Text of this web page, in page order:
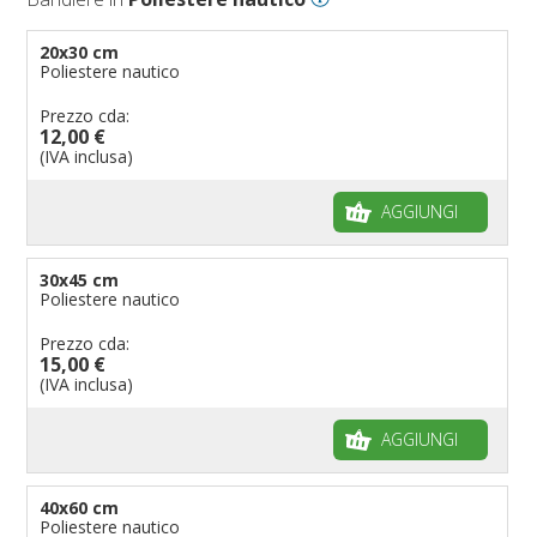
Bandiere per eventi religiosi
Bandiere per enti pubblici
Bandiere per ambasciate
Bandiere per riserve naturali e parchi
Bandiere per musicisti
pennoni per bandiere
20x30 cm
Poliestere nautico
Prezzo cda:
12,00 €
(IVA inclusa)
AGGIUNGI
30x45 cm
Poliestere nautico
Prezzo cda:
15,00 €
(IVA inclusa)
AGGIUNGI
40x60 cm
Poliestere nautico